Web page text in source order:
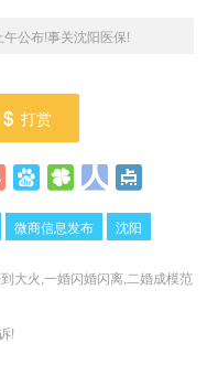
午公布!事关沈阳医保!
打赏
微商信息发布 沈阳
大火,一婚闪婚闪离,二婚成模范
!